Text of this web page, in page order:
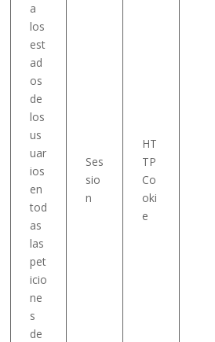
a
los
est
ad
os
de
los
us
uar
ios
en
tod
as
las
pet
icio
ne
s
de
Ses
sio
n
HT
TP
Co
oki
e